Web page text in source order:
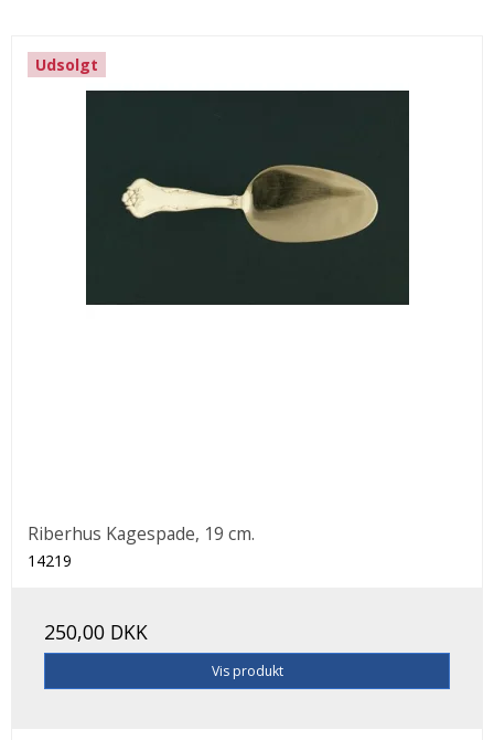
Udsolgt
Riberhus Kagespade, 19 cm.
14219
250,00 DKK
Vis produkt